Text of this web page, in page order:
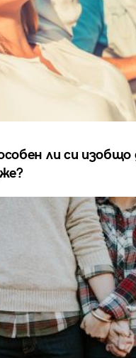
ли си изобщо